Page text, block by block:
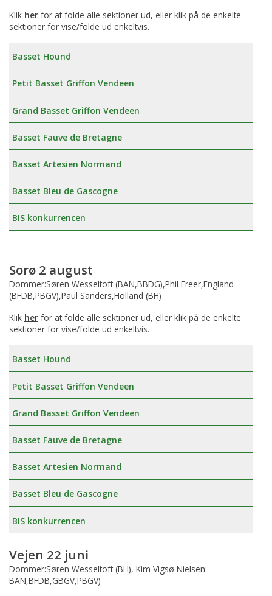
Klik her for at folde alle sektioner ud, eller klik på de enkelte
sektioner for vise/folde ud enkeltvis.
Basset Hound
Petit Basset Griffon Vendeen
Grand Basset Griffon Vendeen
Basset Fauve de Bretagne
Basset Artesien Normand
Basset Bleu de Gascogne
BIS konkurrencen
Sorø 2 august
Dommer:Søren Wesseltoft (BAN,BBDG),Phil Freer,England
(BFDB,PBGV),Paul Sanders,Holland (BH)
Klik her for at folde alle sektioner ud, eller klik på de enkelte
sektioner for vise/folde ud enkeltvis.
Basset Hound
Petit Basset Griffon Vendeen
Grand Basset Griffon Vendeen
Basset Fauve de Bretagne
Basset Artesien Normand
Basset Bleu de Gascogne
BIS konkurrencen
Vejen 22 juni
Dommer:Søren Wesseltoft (BH), Kim Vigsø Nielsen:
BAN,BFDB,GBGV,PBGV)